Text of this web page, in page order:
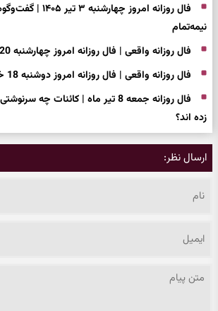
فال روزانه امروز
نیمه‌تمام
فال روزانه واقعی | فال روزانه امروز چهارشنبه 20 خرداد ماه
فال روزانه واقعی | فال روزانه امروز دوشنبه 18 خرداد 1405
فال روزانه جمعه 8 تیر ماه | کائنات چه
زده اند؟
ارسال نظر: